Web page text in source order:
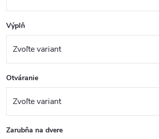
Výplň
Otváranie
Zarubňa na dvere